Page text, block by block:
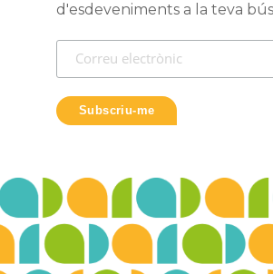
d'esdeveniments a la teva